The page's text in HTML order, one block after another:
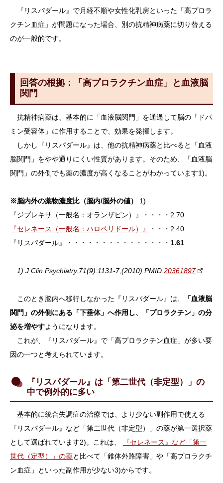
『リスパダール』で月経不順や女性化乳房といった「高プロラ
クチン血症」が問題になった場合、別の抗精神病薬に切り替える
のが一般的です。
回答の根拠：「高プロラクチン血症」と血液脳
関門
抗精神病薬は、基本的に「血液脳関門」を通過して脳の「ドパ
ミン受容体」に作用することで、効果を発揮します。
しかし『リスパダール』は、他の抗精神病薬と比べると「血液
脳関門」をやや通りにくい性質があります。そのため、「血液脳
関門」の外側でも薬の濃度が高くなることがわかっています1)。
※脳内外の薬物濃度比（脳内/脳外の値） 1)
『ジプレキサ（一般名：オランザピン）』・・・・2.70
『セレネース（一般名：ハロペリドール）』
・・・2.40
『リスパダール』・・・・・・・・・・・・・・・ 1.61
1) J Clin Psychiatry.71(9):1131-7,(2010) PMID:20361897
このとき脳内へ移行しなかった『リスパダール』は、
「血液脳
関門」の外側にある「下垂体」へ作用し、「プロラクチン」の分
泌を増やすようになります。
これが、『リスパダール』で「高プロラクチン血症」が多い要
因の一つと考えられています。
『リスパダール』は「第二世代（非定型）」の
中で例外的に多い
基本的に統合失調症の治療では、より少ない副作用で使える
『リスパダール』など「第二世代（非定型）」の薬が第一選択薬
として選ばれています2)。これは、
『セレネース』など「第一
世代（定型）」の薬と比べて「錐体外路障害」や「高プロラクチ
ン血症」といった副作用が少ない3)からです。